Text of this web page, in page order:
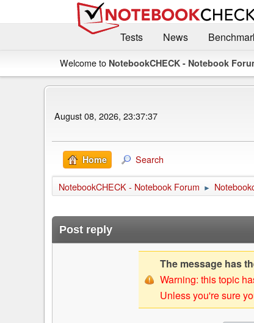
Tests
News
Welcome to NotebookCHECK - Notebook
August 08, 2026, 23:37:37
Home Search
NotebookCHECK - Notebook Forum ►
Post reply
The message has
Warning: this topic
Unless you're sure